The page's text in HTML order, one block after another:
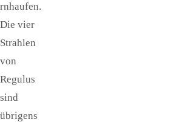
rnhaufen.
Die vier
Strahlen
von
Regulus
sind
übrigens